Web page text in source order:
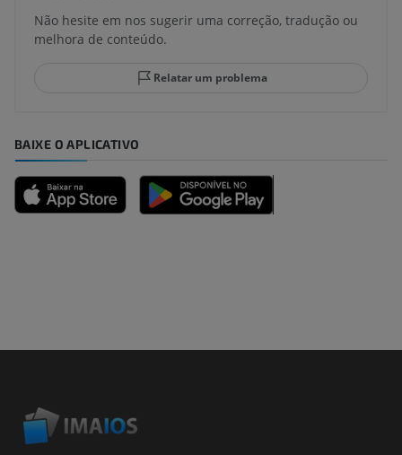
Não hesite em nos sugerir uma correção, tradução ou
melhora de conteúdo.
Relatar um problema
BAIXE O APLICATIVO